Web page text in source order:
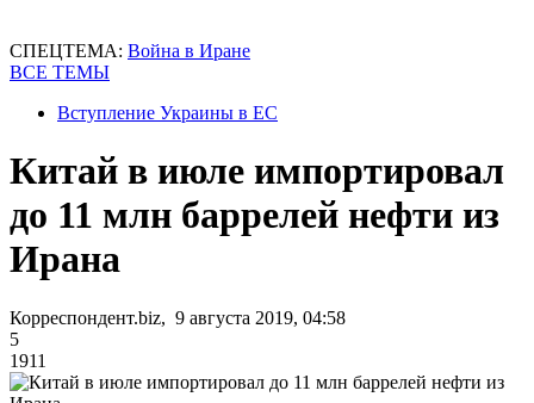
СПЕЦТЕМА: Война в Иране
ВСЕ ТЕМЫ
Вступление Украины в ЕС
Китай в июле импортировал
до 11 млн баррелей нефти из
Ирана
Корреспондент.biz, 9 августа 2019, 04:58
5
1911